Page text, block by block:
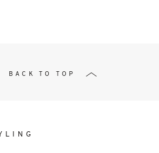
BACK TO TOP